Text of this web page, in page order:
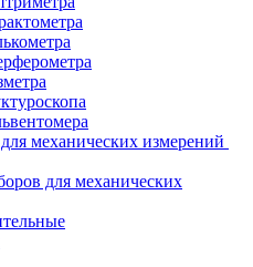
механических измерений
для механических